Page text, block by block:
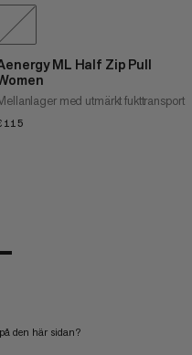
ML Half Zip Pull
med utmärkt fukttransport
den här sidan?